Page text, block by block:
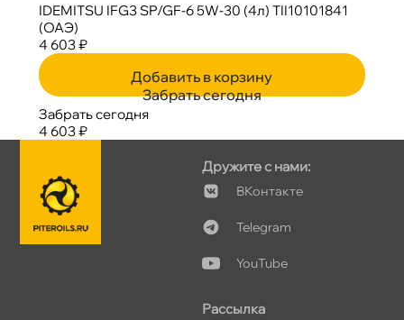
IDEMITSU IFG3 SP/GF-6 5W-30 (4л) TII10101841
(ОАЭ)
4 603 ₽
Добавить в корзину
Забрать сегодня
Забрать сегодня
4 603 ₽
Дружите с нами:
Контакте
Telegram
YouTube
Рассылка